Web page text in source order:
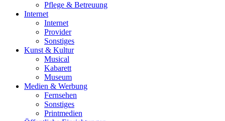
Pflege & Betreuung
Internet
Internet
Provider
Sonstiges
Kunst & Kultur
Musical
Kabarett
Museum
Medien & Werbung
Fernsehen
Sonstiges
Printmedien